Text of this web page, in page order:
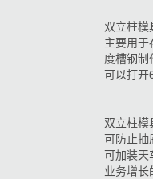
双立柱
主要用
度槽钢
可以打
双立柱
可防止抽
可加装天
业务增